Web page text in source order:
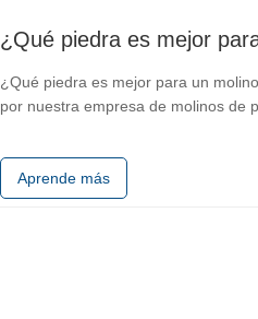
¿Qué piedra es mejor
¿Qué piedra es mejor para un
por nuestra empresa de molinos de
resistente al desgaste…
Aprende más